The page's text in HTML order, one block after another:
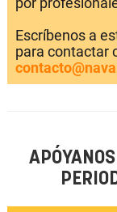
Escríbenos a
para contactar